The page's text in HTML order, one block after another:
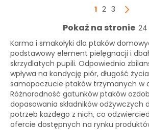
Strona
Aktualnie
1 Strona
2 Strona
3
Pokaż na stronie 24
Karma i smakołyki dla ptaków
podstawowy element pielęgnacji i
skrzydlatych pupili. Odpowiednio
wpływa na kondycję piór, długość
samopoczucie ptaków trzymanych w
Różnorodność gatunków ptaków
dopasowania składników odżywczych
potrzeb każdego z nich, co
ofercie dostępnych na rynku